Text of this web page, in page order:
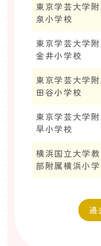
東京学芸大学
泉小学校
東京学芸大学
金井小学校
東京学芸大学
田谷小学校
東京学芸大学
早小学校
横浜国立大学
部附属横浜小
過